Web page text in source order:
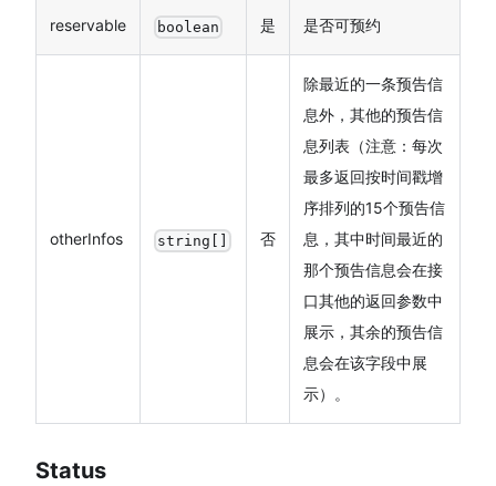
reservable boolean 是 是否可预约
otherInfos string[] 否
除最近的一条预告信
息外，其他的预告信
息列表（注意：每次
最多返回按时间戳增
序排列的15个预告信
息，其中时间最近的
那个预告信息会在接
口其他的返回参数中
展示，其余的预告信
息会在该字段中展
示）。
Status